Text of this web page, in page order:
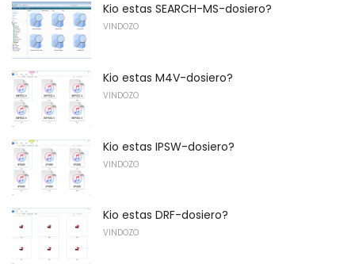
Kio estas SEARCH-MS-dosiero?
VINDOZO
Kio estas M4V-dosiero?
VINDOZO
Kio estas IPSW-dosiero?
VINDOZO
Kio estas DRF-dosiero?
VINDOZO